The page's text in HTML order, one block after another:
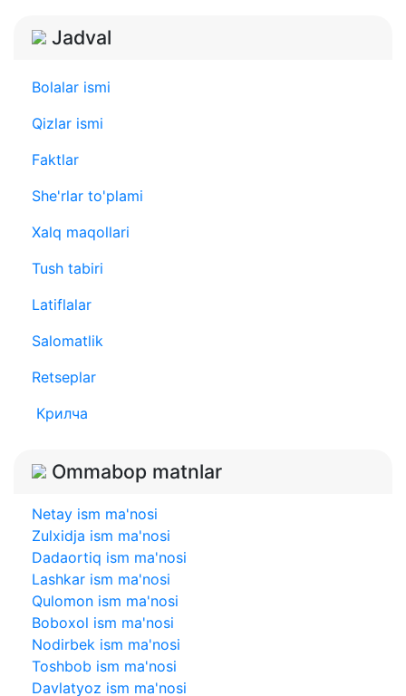
Jadval
Bolalar ismi
Qizlar ismi
Faktlar
She'rlar to'plami
Xalq maqollari
Tush tabiri
Latiflalar
Salomatlik
Retseplar
Крилча
Ommabop matnlar
Netay ism ma'nosi
Zulxidja ism ma'nosi
Dadaortiq ism ma'nosi
Lashkar ism ma'nosi
Qulomon ism ma'nosi
Boboxol ism ma'nosi
Nodirbek ism ma'nosi
Toshbob ism ma'nosi
Davlatyoz ism ma'nosi